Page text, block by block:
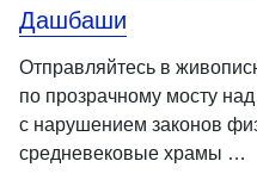
Дашбаши
Отправляйтесь в
по прозрачному мосту
с нарушением законов
средневековые храмы …